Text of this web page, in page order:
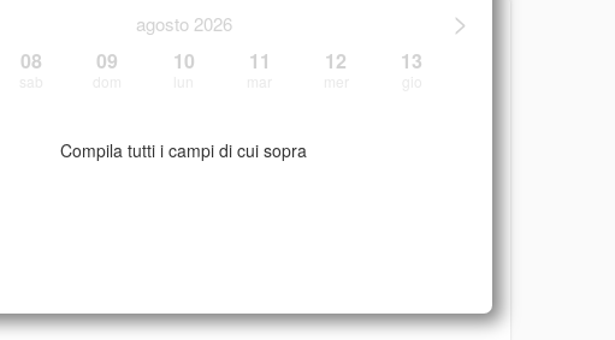
>
agosto 2026
08 09 10 11 12 13
Compila tutti i campi di cui sopra